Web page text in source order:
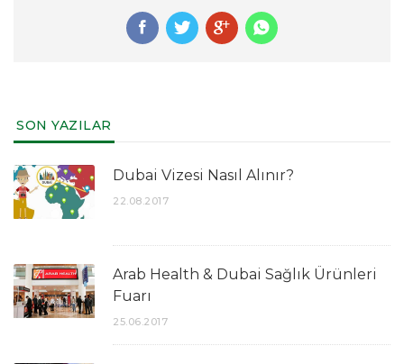
SON YAZILAR
Dubai Vizesi Nasıl Alınır?
22.08.2017
Arab Health & Dubai Sağlık Ürünleri
Fuarı
25.06.2017